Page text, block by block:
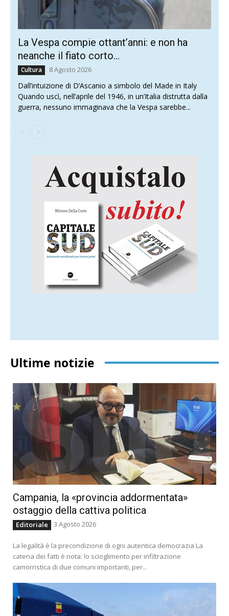
La Vespa compie ottant’anni: e non ha
neanche il fiato corto…
Cultura 8 Agosto 2026
Dall’intuizione di D’Ascanio a simbolo del Made in Italy
Quando uscì, nell’aprile del 1946, in un’Italia distrutta dalla
guerra, nessuno immaginava che la Vespa sarebbe...
Ultime notizie
Campania, la «provincia addormentata»
ostaggio della cattiva politica
Editoriale 3 Agosto 2026
La legalità è la precondizione di ogni autentica democrazia La
catena dei fatti è nota: lo scioglimento per infiltrazione
camorristica di due comuni importanti, per...